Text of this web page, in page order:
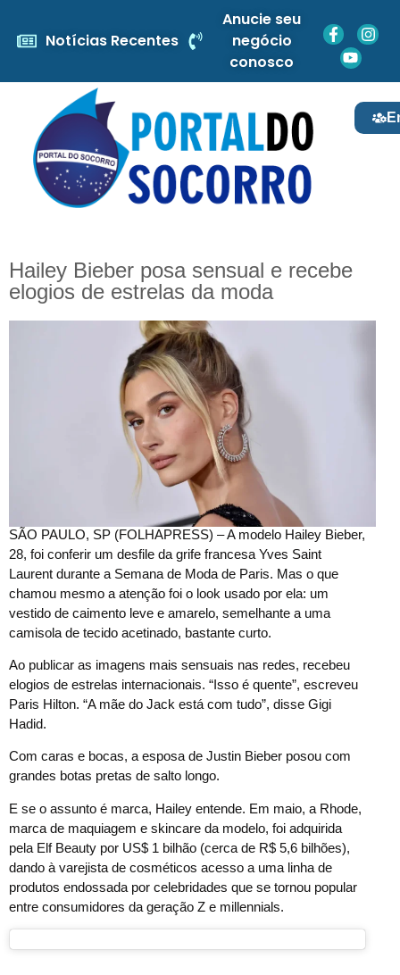
Notícias Recentes
Anucie seu
negócio
conosco
Hailey Bieber posa sensual e recebe
elogios de estrelas da moda
SÃO PAULO, SP (FOLHAPRESS) – A modelo Hailey Bieber,
28, foi conferir um desfile da grife francesa Yves Saint
Laurent durante a Semana de Moda de Paris. Mas o que
chamou mesmo a atenção foi o look usado por ela: um
vestido de caimento leve e amarelo, semelhante a uma
camisola de tecido acetinado, bastante curto.
Ao publicar as imagens mais sensuais nas redes, recebeu
elogios de estrelas internacionais. “Isso é quente”, escreveu
Paris Hilton. “A mãe do Jack está com tudo”, disse Gigi
Hadid.
Com caras e bocas, a esposa de Justin Bieber posou com
grandes botas pretas de salto longo.
E se o assunto é marca, Hailey entende. Em maio, a Rhode,
marca de maquiagem e skincare da modelo, foi adquirida
pela Elf Beauty por US$ 1 bilhão (cerca de R$ 5,6 bilhões),
dando à varejista de cosméticos acesso a uma linha de
produtos endossada por celebridades que se tornou popular
entre consumidores da geração Z e millennials.